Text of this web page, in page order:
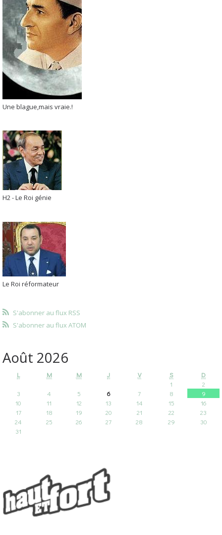
Une blague,mais vraie.!
H2 - Le Roi génie
Le Roi réformateur
S'abonner au flux RSS
S'abonner au flux ATOM
Août 2026
L M M J V S
D
1
2
3
4 5 6 7 8
9
10
11 12 13 14 15
16
17
18 19 20 21 22
23
24
25 26 27 28 29
30
31